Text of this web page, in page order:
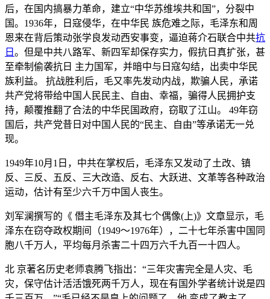
后，在国内搞暴力革命，建立“中华苏维埃共和国”，分裂中
国。1936年，日寇侵华，在中华民 族危难之际，毛泽东和周
恩来在背后策动张学良发动西安事变，逼迫蒋介石联合中共抗
日 。但是中共八路军、新四军却保存实力，假抗日真扩张，甚
至牵制偷袭抗日 主力国军，并暗中与日寇勾结，出卖中华民
族利益。 抗战胜利后，毛又率先发动内战，欺骗人民，承诺
共产党将带给中国人民民主、自由、幸福，骗得人民拥护支
持，颠覆推翻了合法的中华民国政府，窃取了江山。 49年窃
国后，共产党昔日对中国人民的“民主、自由”等承诺无一兑
现。
1949年10月1日，中共在掌权后，毛泽东又发动了土改、镇
反、三反、五反、三大改造、反右、大跃进、文革等各种政治
运动，估计有至少六千万中国人丧生。
刘军澜撰写的《 僭主毛泽东及其七个偶像(上)》文章显示，毛
泽东在窃夺政权期间（1949～1976年），二十七年杀害中国同
胞八千万人，平均每月杀害二十四万六千九百一十四人。
北 京著名历史老师袁腾飞指出：“三年灾害完全是人灾、毛
灾，保守估计活活饿死两千万人，现在有国外学者统计说是四